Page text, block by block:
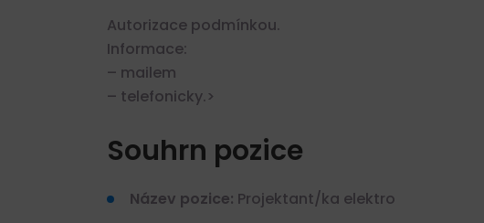
Autorizace podmínkou.
Informace:
– mailem
– telefonicky.>
Souhrn pozice
Název pozice: Projektant/ka elektro